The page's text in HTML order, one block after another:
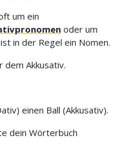
um ein
oder um
in der Regel ein Nomen.
Akkusativ.
einen Ball (Akkusativ).
dein Wörterbuch